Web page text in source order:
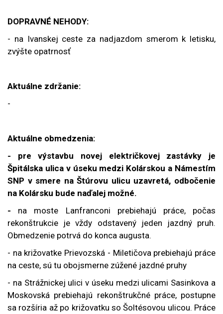
DOPRAVNÉ NEHODY:
- na Ivanskej ceste za nadjazdom smerom k letisku,
zvýšte opatrnosť
Aktuálne zdržanie:
-
Aktuálne obmedzenia:
- pre výstavbu novej električkovej zastávky je
Špitálska ulica v úseku medzi Kolárskou a Námestím
SNP v smere na Štúrovu ulicu uzavretá, odbočenie
na Kolársku bude naďalej možné.
- na moste Lanfranconi prebiehajú práce, počas
rekonštrukcie je vždy odstavený jeden jazdný pruh.
Obmedzenie potrvá do konca augusta.
- na križovatke Prievozská - Miletičova prebiehajú práce
na ceste, sú tu obojsmerne zúžené jazdné pruhy
- na Strážnickej ulici v úseku medzi ulicami Sasinkova a
Moskovská prebiehajú rekonštrukčné práce, postupne
sa rozšíria až po križovatku so Šoltésovou ulicou. Práce